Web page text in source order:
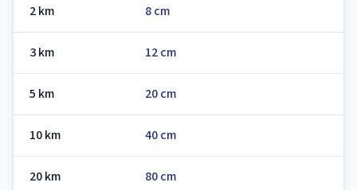
2 km 8 cm
3 km 12 cm
5 km 20 cm
10 km 40 cm
20 km 80 cm